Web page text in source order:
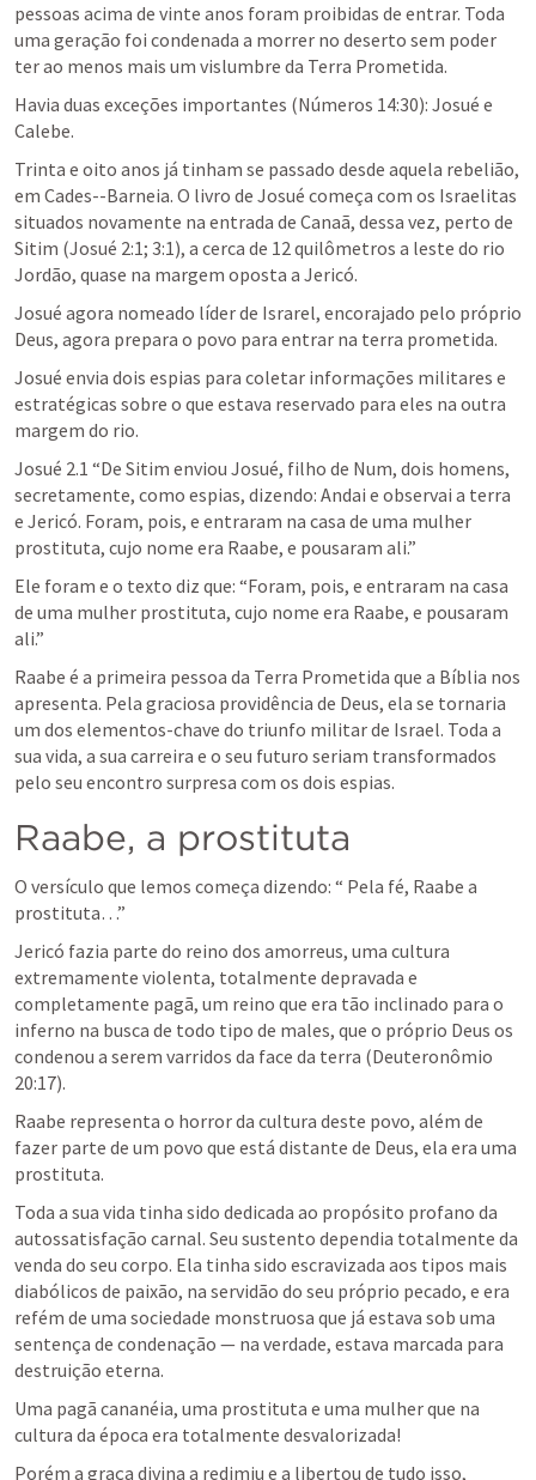
pessoas acima de vinte anos foram proibidas de entrar. Toda
uma geração foi condenada a morrer no deserto sem poder
ter ao menos mais um vislumbre da Terra Prometida.
Havia duas exceções importantes (Números 14:30): Josué e
Calebe.
Trinta e oito anos já tinham se passado desde aquela rebelião,
em Cades--Barneia. O livro de Josué começa com os Israelitas
situados novamente na entrada de Canaã, dessa vez, perto de
Sitim (Josué 2:1; 3:1), a cerca de 12 quilômetros a leste do rio
Jordão, quase na margem oposta a Jericó.
Josué agora nomeado líder de Israrel, encorajado pelo próprio
Deus, agora prepara o povo para entrar na terra prometida.
Josué envia dois espias para coletar informações militares e
estratégicas sobre o que estava reservado para eles na outra
margem do rio.
Josué 2.1 “De Sitim enviou Josué, filho de Num, dois homens,
secretamente, como espias, dizendo: Andai e observai a terra
e Jericó. Foram, pois, e entraram na casa de uma mulher
prostituta, cujo nome era Raabe, e pousaram ali.”
Ele foram e o texto diz que: “Foram, pois, e entraram na casa
de uma mulher prostituta, cujo nome era Raabe, e pousaram
ali.”
Raabe é a primeira pessoa da Terra Prometida que a Bíblia nos
apresenta. Pela graciosa providência de Deus, ela se tornaria
um dos elementos-chave do triunfo militar de Israel. Toda a
sua vida, a sua carreira e o seu futuro seriam transformados
pelo seu encontro surpresa com os dois espias.
Raabe, a prostituta
O versículo que lemos começa dizendo: “ Pela fé, Raabe a
prostituta…”
Jericó fazia parte do reino dos amorreus, uma cultura
extremamente violenta, totalmente depravada e
completamente pagã, um reino que era tão inclinado para o
inferno na busca de todo tipo de males, que o próprio Deus os
condenou a serem varridos da face da terra (Deuteronômio
20:17).
Raabe representa o horror da cultura deste povo, além de
fazer parte de um povo que está distante de Deus, ela era uma
prostituta.
Toda a sua vida tinha sido dedicada ao propósito profano da
autossatisfação carnal. Seu sustento dependia totalmente da
venda do seu corpo. Ela tinha sido escravizada aos tipos mais
diabólicos de paixão, na servidão do seu próprio pecado, e era
refém de uma sociedade monstruosa que já estava sob uma
sentença de condenação — na verdade, estava marcada para
destruição eterna.
Uma pagã cananéia, uma prostituta e uma mulher que na
cultura da época era totalmente desvalorizada!
Porém a graça divina a redimiu e a libertou de tudo isso,